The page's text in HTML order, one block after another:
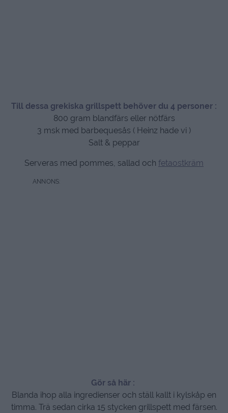
Till dessa grekiska grillspett behöver du 4 personer :
800 gram blandfärs eller nötfärs
3 msk med barbequesås ( Heinz hade vi )
Salt & peppar
Serveras med pommes, sallad och fetaostkräm
Gör så här :
Blanda ihop alla ingredienser och ställ kallt i kylskåp en
timma. Trä sedan cirka 15 stycken grillspett med färsen.